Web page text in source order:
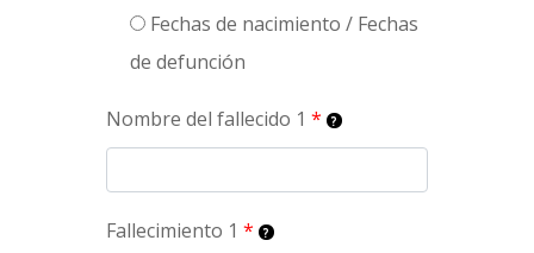
Fechas de nacimiento / Fechas
de defunción
Nombre del fallecido 1 *
Fallecimiento 1 *